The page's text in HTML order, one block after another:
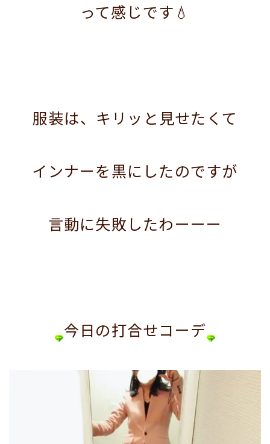
って感じです💧
服装は、キリッと見せたくて
インナーを黒にしたのですが
言動に失敗したわーーー
今日の打合せコーデ